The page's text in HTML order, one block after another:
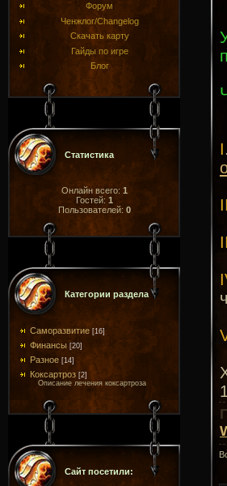
Форум
Ченжлог/Changelog
Скачать карту
Гайды по игре
Блог
Статистика
Онлайн всего: 1
Гостей: 1
Пользователей: 0
Категории раздела
Саморазвитие [16]
Финансы [20]
Разное [14]
Коксартроз [2]
Описание лечения коксартроза
Сайт посетили:
I
II